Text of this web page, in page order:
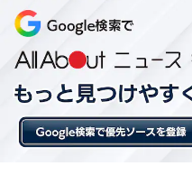
1位：「真菅駅」
「真菅駅」は、県内のタ